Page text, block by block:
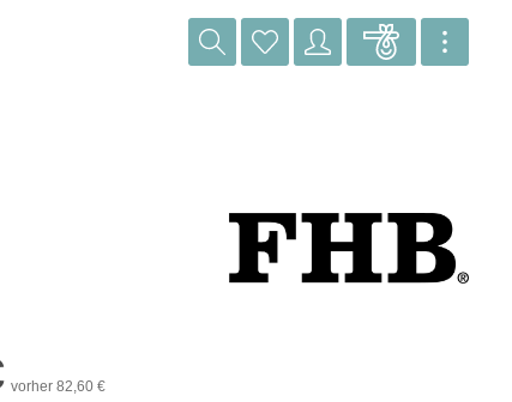
vorher 82,60 €